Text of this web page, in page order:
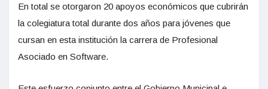
En total se otorgaron 20 apoyos económicos que cubrirán
la colegiatura total durante dos años para jóvenes que
cursan en esta institución la carrera de Profesional
Asociado en Software.